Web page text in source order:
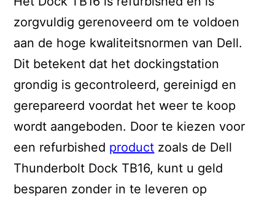
zorgvuldig gerenoveerd om te voldoen
aan de hoge kwaliteitsnormen van Dell.
Dit betekent dat het dockingstation
grondig is gecontroleerd, gereinigd en
gerepareerd voordat het weer te koop
wordt aangeboden. Door te kiezen voor
een refurbished product zoals de Dell
Thunderbolt Dock TB16, kunt u geld
besparen zonder in te leveren op